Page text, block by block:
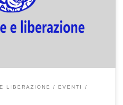
ASSEMBLEA PRIORI
Ad inizio Giugno, a Milano, con don
[…]
LIBERAZIONE
EVENTI